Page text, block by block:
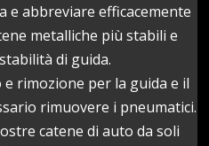
e abbreviare efficacemente
metalliche più stabili e
di guida.
rimozione per la guida e il
rimuovere i pneumatici.
catene di auto da soli